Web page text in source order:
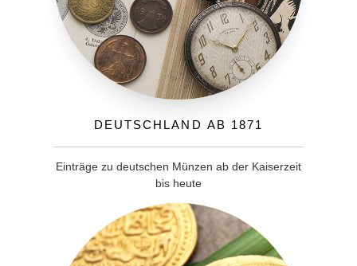
Deutschland ab 1871
Einträge zu deutschen Münzen ab der Kaiserzeit
bis heute